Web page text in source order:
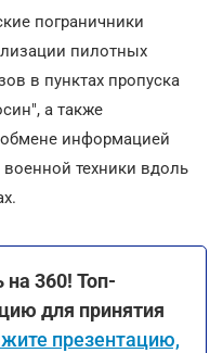
пограничники
пилотных
в пунктах пропуска
а также
информацией
техники вдоль
на 360! Топ-
для принятия
презентацию,